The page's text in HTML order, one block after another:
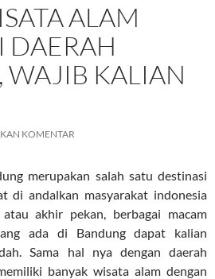
ALAM
DAERAH
KALIAN
KOMENTAR
merupakan salah satu destinasi
di andalkan masyarakat indonesia
akhir pekan, berbagai macam
ada di Bandung dapat kalian
Sama hal nya dengan daerah
banyak wisata alam dengan